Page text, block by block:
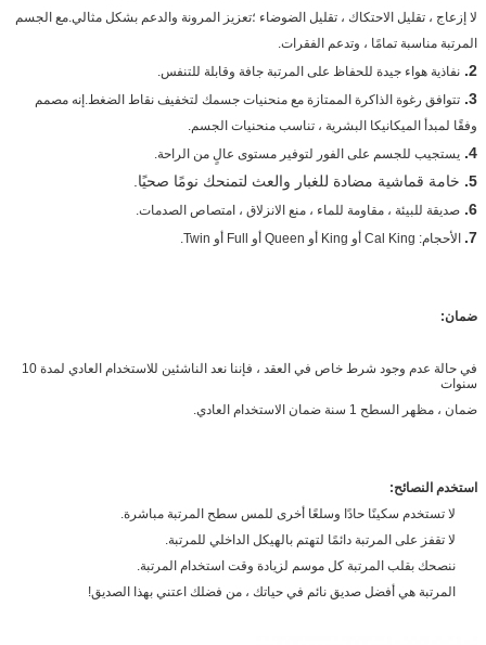
لا إزعاج ، تقليل الاحتكاك ، تقليل الضوضاء ؛تعزيز المرونة والدعم بشكل مثالي.مع الجسم
المرتبة مناسبة تمامًا ، وتدعم الفقرات.
2. نفاذية هواء جيدة للحفاظ على المرتبة جافة وقابلة للتنفس.
3. تتوافق رغوة الذاكرة الممتازة مع منحنيات جسمك لتخفيف نقاط الضغط.إنه مصمم
وفقًا لمبدأ الميكانيكا البشرية ، تناسب منحنيات الجسم.
4. يستجيب للجسم على الفور لتوفير مستوى عالٍ من الراحة.
5. خامة قماشية مضادة للغبار والعث لتمنحك نومًا صحيًا.
6. صديقة للبيئة ، مقاومة للماء ، منع الانزلاق ، امتصاص الصدمات.
7. الأحجام: Cal King أو King أو Queen أو Full أو Twin.
ضمان:
في حالة عدم وجود شرط خاص في العقد ، فإننا نعد الناشئين للاستخدام العادي لمدة 10
سنوات
ضمان ، مظهر السطح 1 سنة ضمان الاستخدام العادي.
استخدم النصائح:
لا تستخدم سكينًا حادًا وسلعًا أخرى للمس سطح المرتبة مباشرة.
لا تقفز على المرتبة دائمًا لتهتم بالهيكل الداخلي للمرتبة.
ننصحك بقلب المرتبة كل موسم لزيادة وقت استخدام المرتبة.
المرتبة هي أفضل صديق نائم في حياتك ، من فضلك اعتني بهذا الصديق!